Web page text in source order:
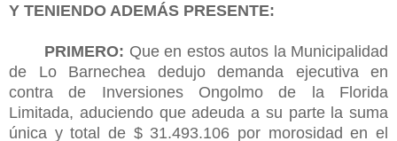
Y TENIENDO ADEMÁS PRESENTE:
PRIMERO: Que en estos autos la Municipalidad
de Lo Barnechea dedujo demanda ejecutiva en
contra de Inversiones Ongolmo de la Florida
Limitada, aduciendo que adeuda a su parte la suma
única y total de $ 31.493.106 por morosidad en el